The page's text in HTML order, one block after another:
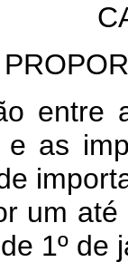
entre
as
um
1º de